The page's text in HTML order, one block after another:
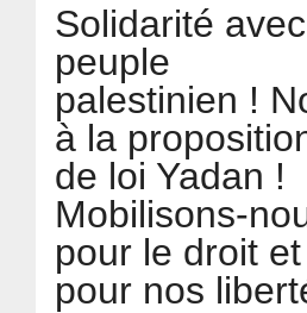
Solidarité
peuple
palestinien !
à la
de loi Yadan !
Mobilisons-
pour le droit et
pour nos